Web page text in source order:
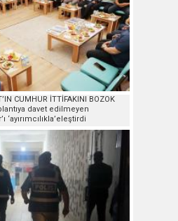
CUMHUR İTTİFAKINI BOZOK
davet edilmeyen
‘ayırımcılıkla’eleştirdi